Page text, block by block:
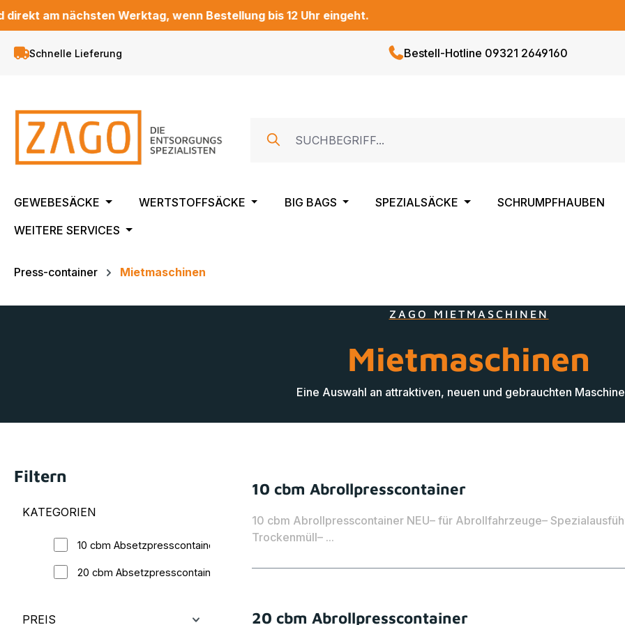
Hauptinhalt springen
Zur Suche springen
Zur Hauptnavigation springen
am nächsten Werktag, wenn Bestellung bis 12 Uhr eingeht.
Schnelle Lieferung Bestell-Hotline 09321 2649160
GEWEBESÄCKE WERTSTOFFSÄCKE BIG BAGS SPEZIALSÄCKE SCHRUMPFHAUBEN
WEITERE SERVICES
Press-container Mietmaschinen
ZAGO MIETMASCHINEN
Mietmaschinen
Eine Auswahl an attraktiven, neuen und gebrauchten
Filtern
KATEGORIEN
10 cbm Absetzpresscontainer
20 cbm Absetzpresscontainer
PREIS
10 cbm Abrollpresscontainer
10 cbm Abrollpresscontainer NEU– für Abrollfahrzeuge–
Trockenmüll– ...
20 cbm Abrollpresscontainer